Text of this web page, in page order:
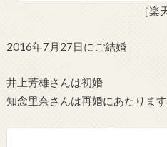
［楽
2016年7月27日にご結婚
井上芳雄さんは初婚
知念里奈さんは再婚にあたります